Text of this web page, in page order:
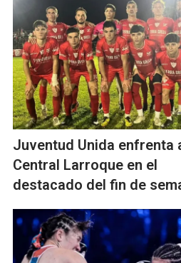
Juventud Unida enfrenta
Central Larroque en el
destacado del fin de